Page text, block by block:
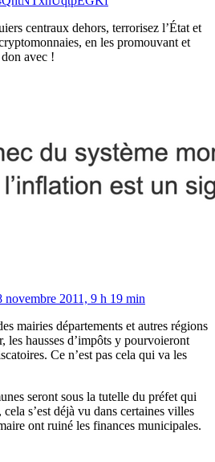
centraux dehors, terrorisez l’État et
en les promouvant et
avec !
novembre 2011, 9 h 19 min
mairies départements et autres régions
les hausses d’impôts y pourvoieront
Ce n’est pas cela qui va les
seront sous la tutelle du préfet qui
cela s’est déjà vu dans certaines villes
ont ruiné les finances municipales.